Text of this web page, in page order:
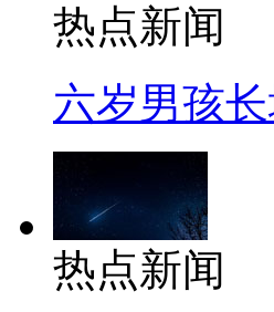
热点新闻
六岁男孩
热点新闻